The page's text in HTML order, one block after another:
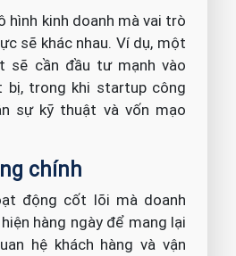
hình kinh doanh mà vai trò
sẽ khác nhau. Ví dụ, một
sẽ cần đầu tư mạnh vào
bị, trong khi startup công
sự kỹ thuật và vốn mạo
chính
động cốt lõi mà doanh
hàng ngày để mang lại
hệ khách hàng và vận